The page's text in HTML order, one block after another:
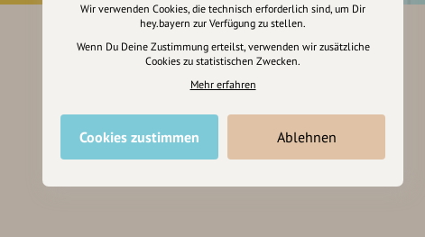
Wir verwenden Cookies, die technisch erforderlich sind, um Dir
hey.bayern zur Verfügung zu stellen.
Wenn Du Deine Zustimmung erteilst, verwenden wir zusätzliche
Cookies zu statistischen Zwecken.
Mehr erfahren
Cookies zustimmen Ablehnen